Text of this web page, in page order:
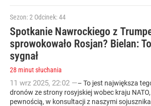
Sezon: 2 Odcinek: 44
Spotkanie Nawrockiego z
sprowokowało Rosjan? Bielan:
sygnał
28 minut słuchania
11 wrz 2025, 22:02 —– To jest największa
dronów ze strony rosyjskiej wobec kraju NATO,
pewnością, w konsultacji z naszymi